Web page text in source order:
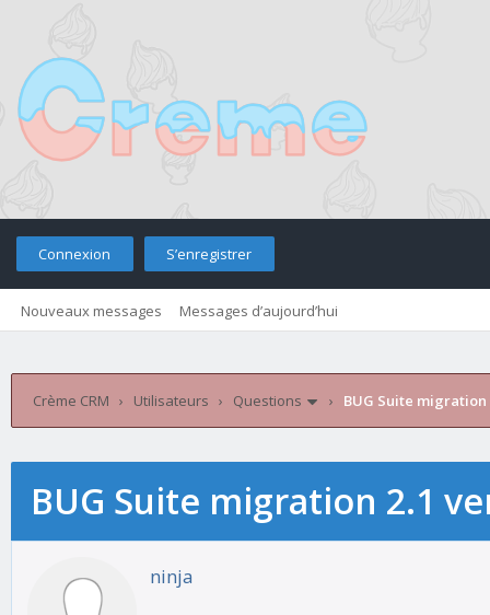
Connexion S’enregistrer
Nouveaux messages Messages d’aujourd’hui
Crème CRM › Utilisateurs › Questions › BUG Suite migration
BUG Suite migration 2.1
ninja